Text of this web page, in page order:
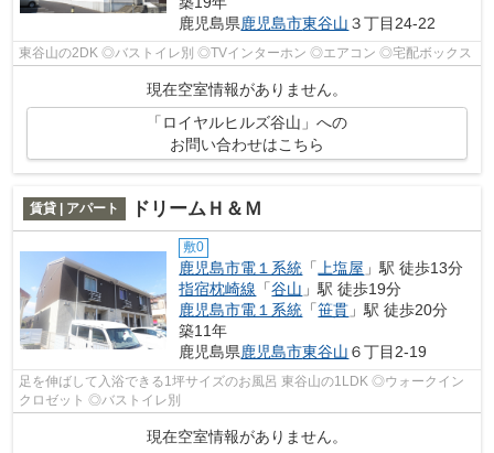
鹿児島県鹿児島市東谷山 ３丁目24-22
東谷山の2DK ◎バストイレ別 ◎TVインターホン ◎エアコン ◎宅配ボックス
現在空室情報がありません。
「ロイヤルヒルズ谷山」への
お問い合わせはこちら
賃貸 | アパート ドリームＨ＆Ｍ
敷0
鹿児島市電１系統 「 上塩屋 」駅 徒歩13分
指宿枕崎線 「谷山 」駅 徒歩19分
鹿児島市電１系統 「笹貫 」駅 徒歩20分
築11年
鹿児島県鹿児島市東谷山 ６丁目2-19
足を伸ばして入浴できる1坪サイズのお風呂 東谷山の1LDK ◎ウォークイン
クロゼット ◎バストイレ別
現在空室情報がありません。